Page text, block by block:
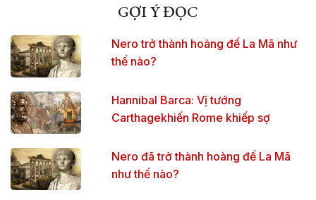
GỢI Ý ĐỌC
Nero trở thành hoàng đế La Mã như
thế nào?
Hannibal Barca: Vị tướng
Carthagekhiến Rome khiếp sợ
Nero đã trở thành hoàng đế La Mã
như thế nào?